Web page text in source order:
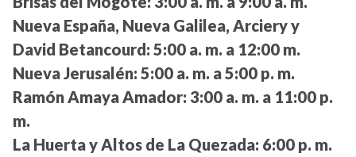
Nueva España, Nueva Galilea, Arciery y
David Betancourd: 5:00 a. m. a 12:00 m.
Nueva Jerusalén: 5:00 a. m. a 5:00 p. m.
Ramón Amaya Amador: 3:00 a. m. a 11:00 p.
m.
La Huerta y Altos de La Quezada: 6:00 p. m.